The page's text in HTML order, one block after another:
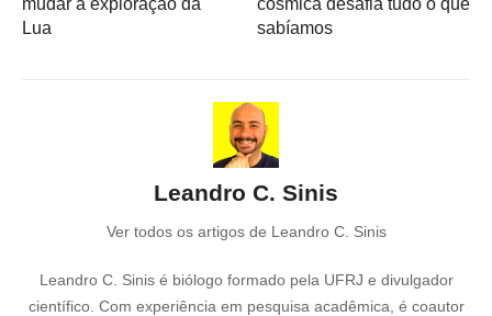
mudar a exploração da
Lua
cósmica desafia tudo o que
sabíamos
Leandro C. Sinis
Ver todos os artigos de Leandro C. Sinis
Leandro C. Sinis é biólogo formado pela UFRJ e divulgador
científico. Com experiência em pesquisa acadêmica, é coautor